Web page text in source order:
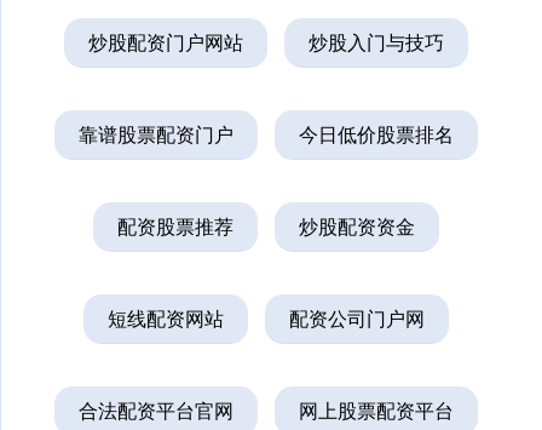
炒股配资门户网站 炒股入门与技巧
靠谱股票配资门户 今日低价股票排名
配资股票推荐 炒股配资资金
短线配资网站 配资公司门户网
合法配资平台官网 网上股票配资平台